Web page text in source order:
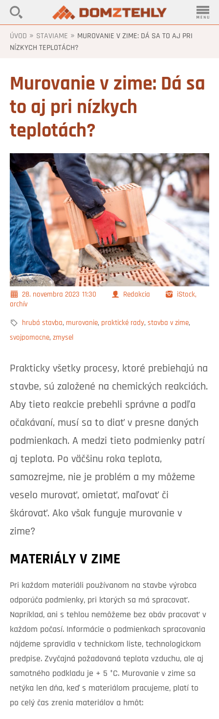
ÚVOD » STAVIAME » MUROVANIE V ZIME: DÁ SA TO AJ PRI
NÍZKYCH TEPLOTÁCH?
Murovanie v zime: Dá sa
to aj pri nízkych
teplotách?
28. novembra 2023 11:30 Redakcia
iStock,
archív
hrubá stavba, murovanie, praktické rady, stavba v zime,
svojpomocne, zmysel
Prakticky všetky procesy, ktoré prebiehajú na
stavbe, sú založené na chemických reakciách.
Aby tieto reakcie prebehli správne a podľa
očakávaní, musí sa to diať v presne daných
podmienkach. A medzi tieto podmienky patrí
aj teplota. Po väčšinu roka teplota,
samozrejme, nie je problém a my môžeme
veselo murovať, omietať, maľovať či
škárovať. Ako však funguje murovanie v
zime?
MATERIÁLY V ZIME
Pri každom materiáli používanom na stavbe výrobca
odporúča podmienky, pri ktorých sa má spracovať.
Napríklad, ani s tehlou nemôžeme bez obáv pracovať v
každom počasí. Informácie o podmienkach spracovania
nájdeme spravidla v technickom liste, technologickom
predpise. Zvyčajná požadovaná teplota vzduchu, ale aj
samotného podkladu je + 5 °C. Murovanie v zime sa
netýka len dňa, keď s materiálom pracujeme, platí to
po celý čas zrenia materiálov a hmôt: